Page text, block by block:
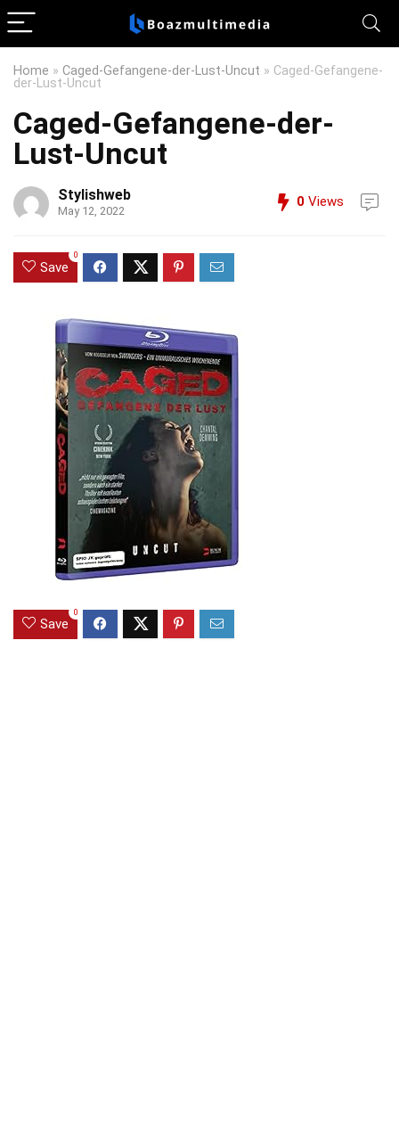
Home » Caged-Gefangene-der-Lust-Uncut » Caged-Gefangene-
der-Lust-Uncut
Caged-Gefangene-der-
Lust-Uncut
Stylishweb
May 12, 2022
0 Views
Save
0
Save
0